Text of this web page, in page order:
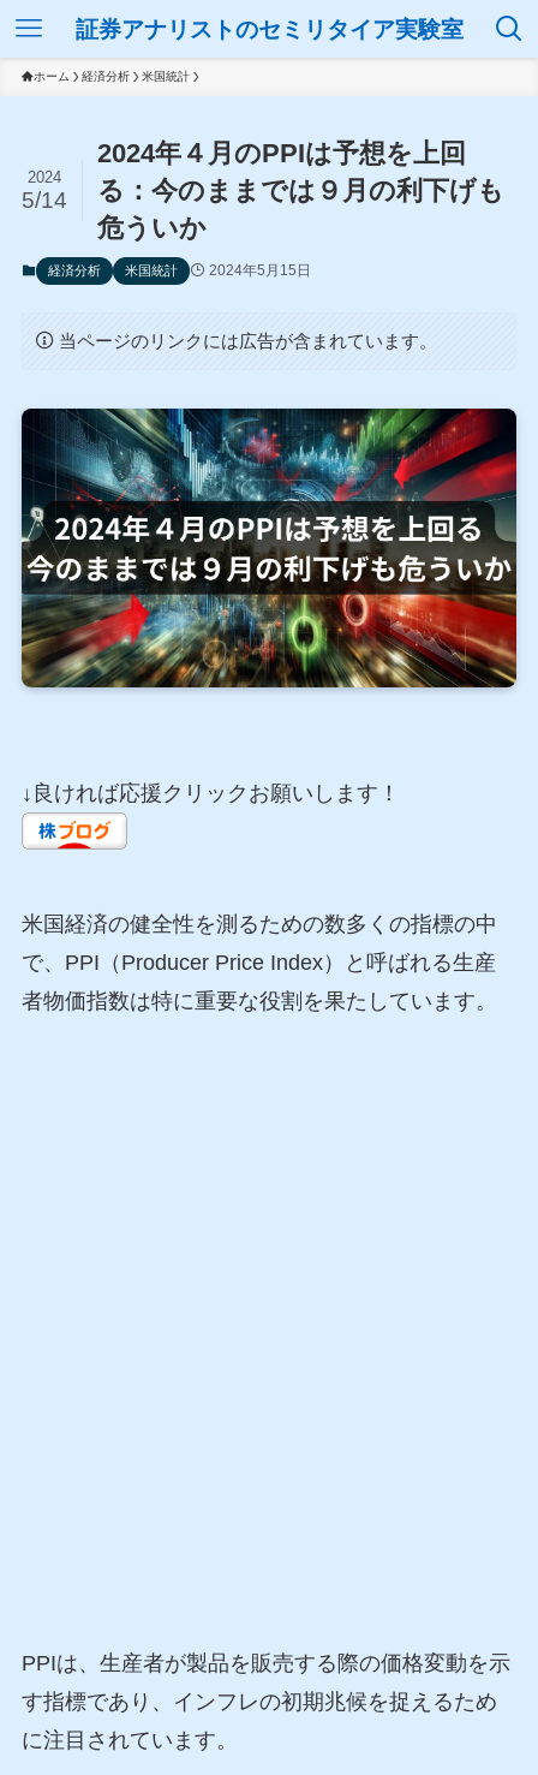
証券アナリストのセミリタイア実験室
ホーム 経済分析 米国統計
2024年４月のPPIは予想を上回
る：今のままでは９月の利下げも
危ういか
2024
5/14
経済分析 米国統計 2024年5月15日
当ページのリンクには広告が含まれています。
↓良ければ応援クリックお願いします！
米国経済の健全性を測るための数多くの指標の中
で、PPI（Producer Price Index）と呼ばれる生産
者物価指数は特に重要な役割を果たしています。
PPIは、生産者が製品を販売する際の価格変動を示
す指標であり、インフレの初期兆候を捉えるため
に注目されています。